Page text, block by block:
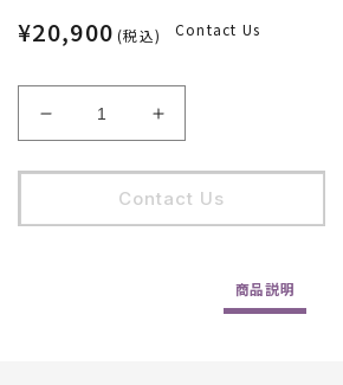
¥20,900 (税込) Contact Us
Marc
Pillot
Chassagne
Jean
Marc
Pillot
/
Chassagne
Contact Us
商品説明